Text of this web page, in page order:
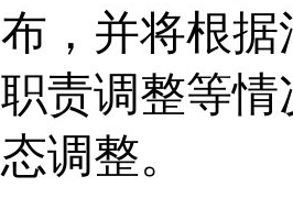
布，并将根
职责调整等
态调整。